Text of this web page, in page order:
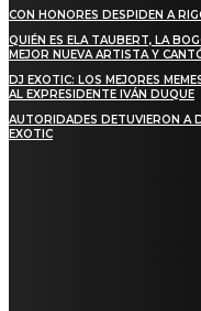
CON HONORES DESPIDEN A
QUIÉN ES ELA TAUBERT, LA
MEJOR NUEVA ARTISTA Y
DJ EXOTIC: LOS MEJORES
AL EXPRESIDENTE IVÁN DUQUE
AUTORIDADES DETUVIERON A
EXOTIC